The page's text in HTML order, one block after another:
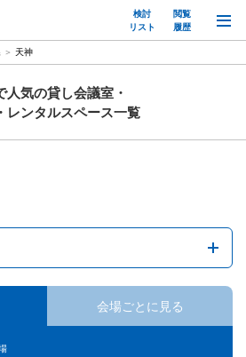
検討
リスト
閲覧
履歴
天神
人気の貸し会議室・
レンタルスペース一覧
会場ごとに見る